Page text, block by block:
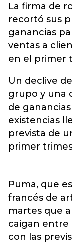
La firma de
recortó sus
ganancias
ventas a
en el primer
Un declive
grupo y una
de
existencias
prevista de
primer
Puma, que
francés de
martes que
caigan entre
con las